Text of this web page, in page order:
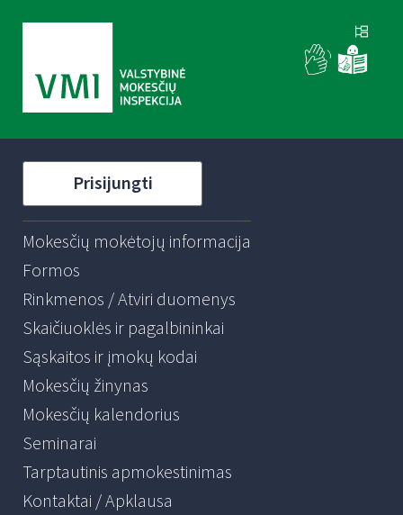
Prisijungti
Mokesčių mokėtojų informacija
Formos
Rinkmenos / Atviri duomenys
Skaičiuoklės ir pagalbininkai
Sąskaitos ir įmokų kodai
Mokesčių žinynas
Mokesčių kalendorius
Seminarai
Tarptautinis apmokestinimas
Kontaktai / Apklausa